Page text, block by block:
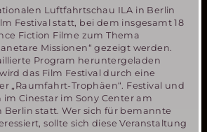
Luftfahrtschau ILA in Berlin
Festival statt, bei dem insgesamt 18
Fiction Filme zum Thema
Missionen“ gezeigt werden.
Program heruntergeladen
das Film Festival durch eine
„Raumfahrt-Trophäen“. Festival und
Cinestar im Sony Center am
Berlin statt. Wer sich für bemannte
sollte sich diese Veranstaltung